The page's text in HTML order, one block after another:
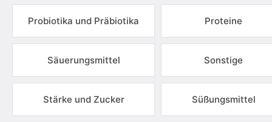
Probiotika und Präbiotika Proteine
Säuerungsmittel Sonstige
Stärke und Zucker Süßungsmittel